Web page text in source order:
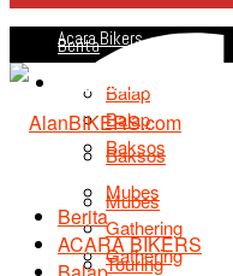
Acara Bikers
Balap
Baksos
Mubes
Gathering
Berita
Acara Bikers
Balap
Baksos
Mubes
Gathering
Touring
Berita
ACARA BIKERS